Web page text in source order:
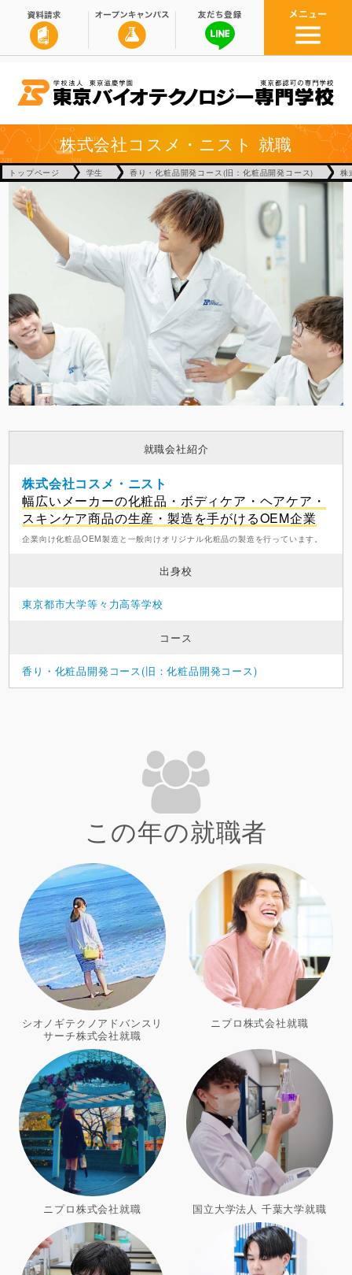
株式会社コスメ・ニスト 就職
トップページ 学生 香り・化粧品開発コース(旧：化粧品開発コース) 株
就職会社紹介
株式会社コスメ・ニスト
幅広いメーカーの化粧品・ボディケア・ヘアケア・
スキンケア商品の生産・製造を手がけるOEM企業
企業向け化粧品OEM製造と一般向けオリジナル化粧品の製造を行っています。
出身校
東京都市大学等々力高等学校
コース
香り・化粧品開発コース(旧：化粧品開発コース)
この年の就職者
シオノギテクノアドバンスリ
サーチ株式会社就職
ニプロ株式会社就職
ニプロ株式会社就職 国立大学法人 千葉大学就職